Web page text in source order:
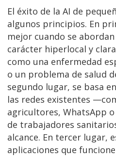
El éxito de la AI de
algunos principios. En
mejor cuando se
carácter hiperlocal y
como una enfermedad
o un problema de salud
segundo lugar, se basa
las redes existentes
agricultores, WhatsApp
de trabajadores
alcance. En tercer lugar,
aplicaciones que